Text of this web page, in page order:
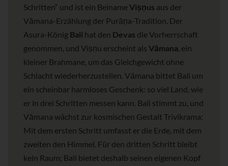
Schritten“ und ist ein BeinameViṣṇus aus der
Vāmana-Erzählung der Purāṇa-Tradition. Der
Asura-König Bali hat den Devas die Vorherrschaft
genommen, und Viṣṇu erscheint als Vāmana, ein
kleiner Brahmane, um das Gleichgewicht ohne
Schlacht wiederherzustellen. Vāmana bittet Bali um
ein scheinbar harmloses Geschenk: so viel Land, wie
er in drei Schritten messen kann. Bali stimmt zu, und
Vāmana wächst zur kosmischen Gestalt Trivikrama:
Mit dem ersten Schritt umfasst er die Erde, mit dem
zweiten den Himmel. Für den dritten Schritt bleibt
kein Raum; Bali bietet deshalb seinen eigenen Kopf